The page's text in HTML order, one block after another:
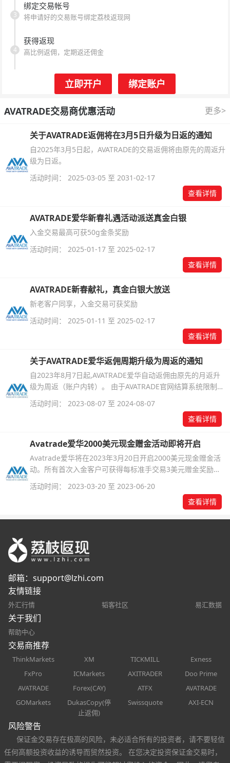
绑定交易帐号
将申请好的交易账号绑定荔枝返现网
3
获得返现
高比例返佣，定期返还佣金
4
立即开户 绑定账户
AVATRADE交易商优惠活动 更多>
关于AVATRADE返佣将在3月5日升级为日返的通知
自2025年3月5日起，AVATRADE的交易返佣将由原先的周返升
级为日返。
活动时间： 2025-03-05 至 2031-02-17
查看详情
AVATRADE爱华新春礼遇活动派送真金白银
入金交易最高可获50g金条奖励
活动时间： 2025-01-17 至 2025-02-17
查看详情
AVATRADE新春献礼，真金白银大放送
新老客户同享，入金交易可获奖励
活动时间： 2025-01-11 至 2025-02-17
查看详情
关于AVATRADE爱华返佣周期升级为周返的通知
自2023年8月7日起,AVATRADE爱华自动返佣由原先的月返升
级为周返（账户内转）。 由于AVATRADE官网结算系统限制，
每月的第一周及最后一周的返佣将被安排至月中12-15日支付
至交易账户。其余时间每周的交易返佣将在下一周的周四前内
返交易账户中（通常在周三前就会执行）。升级后的返佣周期
活动时间： 2023-08-07 至 2024-08-07
查看详情
Avatrade爱华2000美元现金赠金活动即将开启
Avatrade爱华将在2023年3月20日开启2000美元现金赠金活
动。所有首次入金客户可获得每标准手交易3美元赠金奖励，
奖励上限2000美元。所获赠金即可用于交易也可直接提现。
活动时间： 2023-03-20 至 2023-06-20
查看详情
邮箱： support@lzhi.com
友情链接
外汇行情 韬客社区 易汇数据
关于我们
帮助中心
交易商推荐
ThinkMarkets XM TICKMILL
Exness
FxPro
ICMarkets AXITRADER
Doo Prime
AVATRADE
Forex(CAY) ATFX
AVATRADE
GOMarkets
DukasCopy(停
止返佣)
Swissquote AXI-ECN
风险警告
保证金交易存在极高的风险，未必适合所有的投资者，请不要轻信
任何高额投资收益的诱导而贸然投资。 在您决定投资保证金交易时，